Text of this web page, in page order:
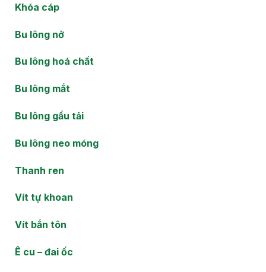
Khóa cáp
Bu lông nở
Bu lông hoá chất
Bu lông mắt
Bu lông gầu tải
Bu lông neo móng
Thanh ren
Vít tự khoan
Vít bắn tôn
Ê cu – đai ốc